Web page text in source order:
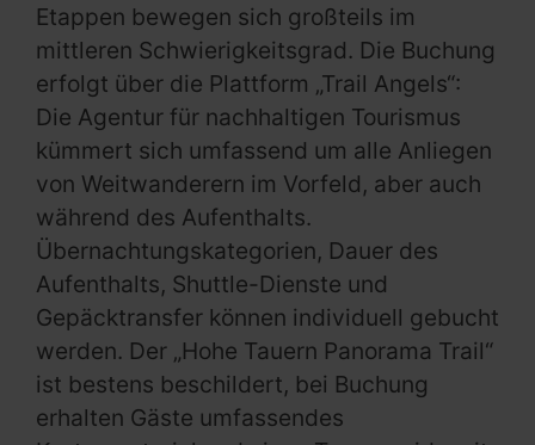
Etappen bewegen sich großteils im
mittleren Schwierigkeitsgrad. Die Buchung
erfolgt über die Plattform „Trail Angels“:
Die Agentur für nachhaltigen Tourismus
kümmert sich umfassend um alle Anliegen
von Weitwanderern im Vorfeld, aber auch
während des Aufenthalts.
Übernachtungskategorien, Dauer des
Aufenthalts, Shuttle-Dienste und
Gepäcktransfer können individuell gebucht
werden. Der „Hohe Tauern Panorama Trail“
ist bestens beschildert, bei Buchung
erhalten Gäste umfassendes